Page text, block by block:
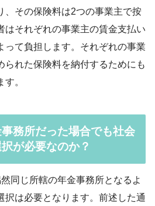
、その保険料は2つの事業主で按
はそれぞれの事業主の賃金支払い
って負担します。それぞれの事業
られた保険料を納付するためにも
。
務所だった場合でも社会
が必要なのか？
同じ所轄の年金事務所となるよ
択は必要となります。前述した通